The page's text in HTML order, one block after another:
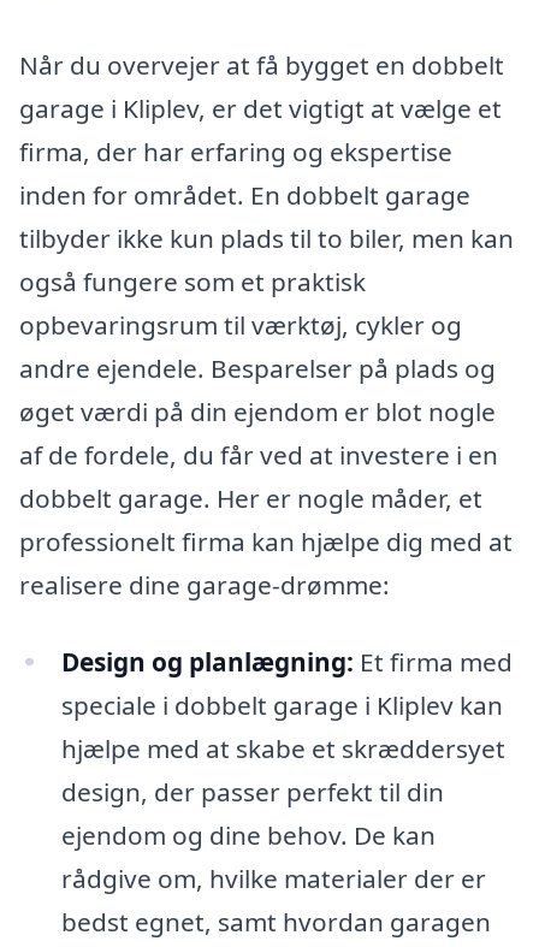
Når du overvejer at få bygget en dobbelt
garage i Kliplev, er det vigtigt at vælge et
firma, der har erfaring og ekspertise
inden for området. En dobbelt garage
tilbyder ikke kun plads til to biler, men kan
også fungere som et praktisk
opbevaringsrum til værktøj, cykler og
andre ejendele. Besparelser på plads og
øget værdi på din ejendom er blot nogle
af de fordele, du får ved at investere i en
dobbelt garage. Her er nogle måder, et
professionelt firma kan hjælpe dig med at
realisere dine garage-drømme:
Design og planlægning: Et firma med
speciale i dobbelt garage i Kliplev kan
hjælpe med at skabe et skræddersyet
design, der passer perfekt til din
ejendom og dine behov. De kan
rådgive om, hvilke materialer der er
bedst egnet, samt hvordan garagen